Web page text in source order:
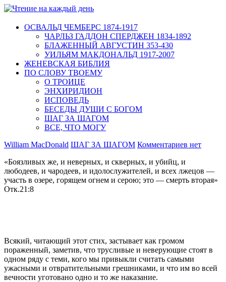
ОСВАЛЬД ЧЕМБЕРС 1874-1917
ЧАРЛЬЗ ГАДДОН СПЕРДЖЕН 1834-1892
БЛАЖЕННЫЙ АВГУСТИН 353-430
УИЛЬЯМ МАКДОНАЛЬД 1917-2007
ЖЕНЕВСКАЯ БИБЛИЯ
ПО СЛОВУ ТВОЕМУ
О ТРОИЦЕ
ЭНХИРИДИОН
ИСПОВЕДЬ
БЕСЕДЫ ДУШИ С БОГОМ
ШАГ ЗА ШАГОМ
ВСЕ, ЧТО МОГУ
William MacDonald ШАГ ЗА ШАГОМ Комментариев нет
«Боязливых же, и неверных, и скверных, и убийц, и
любодеев, и чародеев, и идолослужителей, и всех лжецов —
участь в озере, горящем огнем и серою; это — смерть вторая»
Отк.21:8
Всякий, читающий этот стих, застывает как громом
пораженный, заметив, что трусливые и неверующие стоят в
одном ряду с теми, кого мы привыкли считать самыми
ужасными и отвратительными грешниками, и что им во всей
вечности уготовано одно и то же наказание.